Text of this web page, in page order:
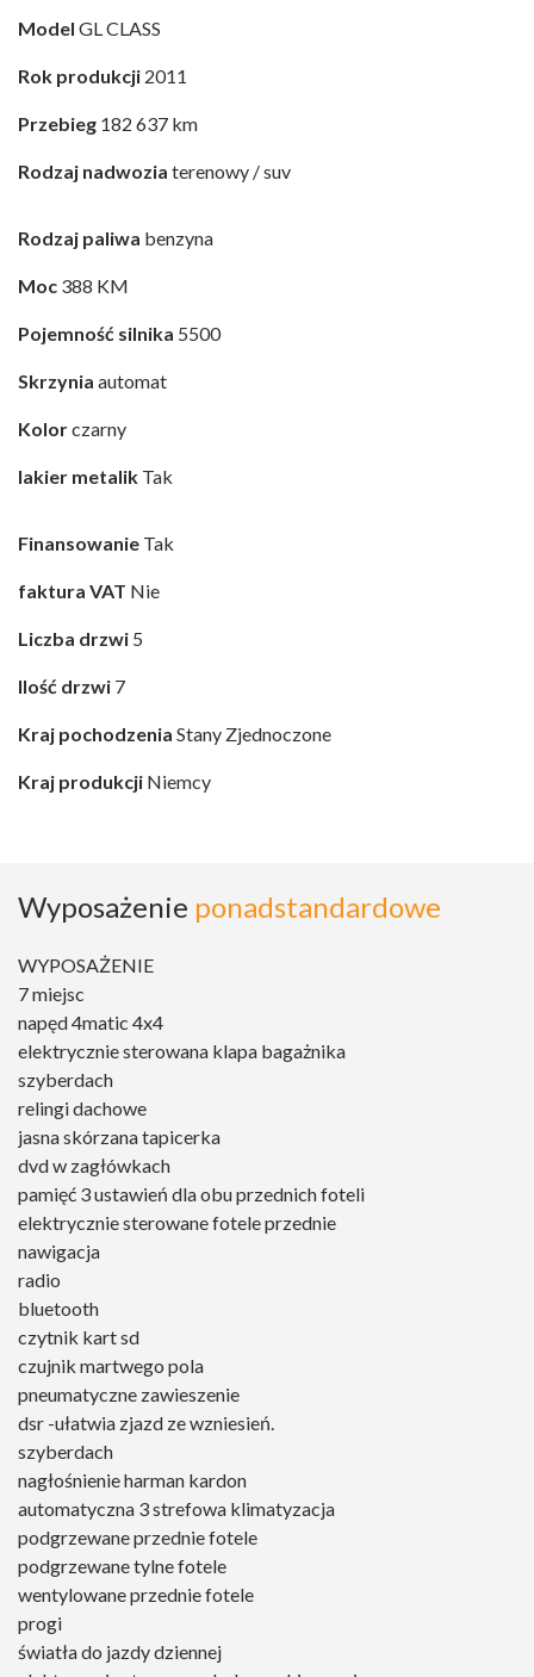
Model GL CLASS
Rok produkcji 2011
Przebieg 182 637 km
Rodzaj nadwozia terenowy / suv
Rodzaj paliwa benzyna
Moc 388 KM
Pojemność silnika 5500
Skrzynia automat
Kolorczarny
lakier metalik Tak
Finansowanie Tak
faktura VAT Nie
Liczba drzwi 5
Ilość drzwi 7
Kraj pochodzenia Stany Zjednoczone
Kraj produkcji Niemcy
Wyposażenie ponadstandardowe
WYPOSAŻENIE
7 miejsc
napęd 4matic 4x4
elektrycznie sterowana klapa bagażnika
szyberdach
relingi dachowe
jasna skórzana tapicerka
dvd w zagłówkach
pamięć 3 ustawień dla obu przednich foteli
elektrycznie sterowane fotele przednie
nawigacja
radio
bluetooth
czytnik kart sd
czujnik martwego pola
pneumatyczne zawieszenie
dsr -ułatwia zjazd ze wzniesień.
szyberdach
nagłośnienie harman kardon
automatyczna 3 strefowa klimatyzacja
podgrzewane przednie fotele
podgrzewane tylne fotele
wentylowane przednie fotele
progi
światła do jazdy dziennej